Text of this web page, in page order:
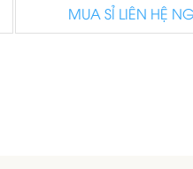
MUA SỈ LIÊN HỆ